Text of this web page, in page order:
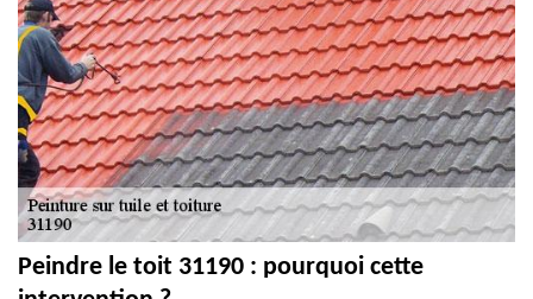
Peindre le toit 31190 : pourquoi cette